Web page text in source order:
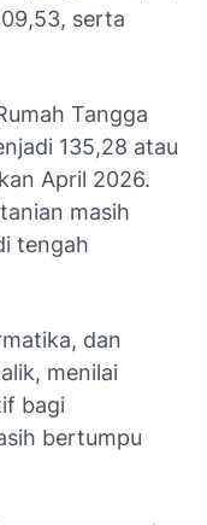
serta
Tangga
135,28 atau
April 2026.
masih
tengah
dan
menilai
bagi
bertumpu